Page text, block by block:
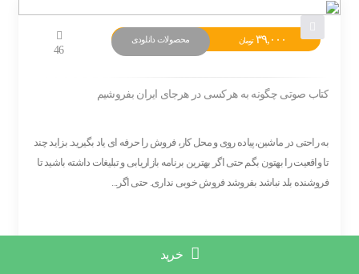
۳۹,۰۰۰ تومان محصولات دانلودی
46
کتاب صوتی چگونه به هرکسی در هرجای ایران بفروشیم
به راحتی در ماشین،پیاده روی و محل کار، فروش را حرفه ای یاد بگیرید. بزاید چند
تا واقعیت را بهتون بگم حتی اگر بهترین برنامه بازاریابی و تبلیغات داشته باشید تا
فروشنده بلد نباشد بفروشد فروش خوبی نداری. حتی اگر...
مدرس و مشاور فروش ،بازاریابی ،کسب و...
خرید